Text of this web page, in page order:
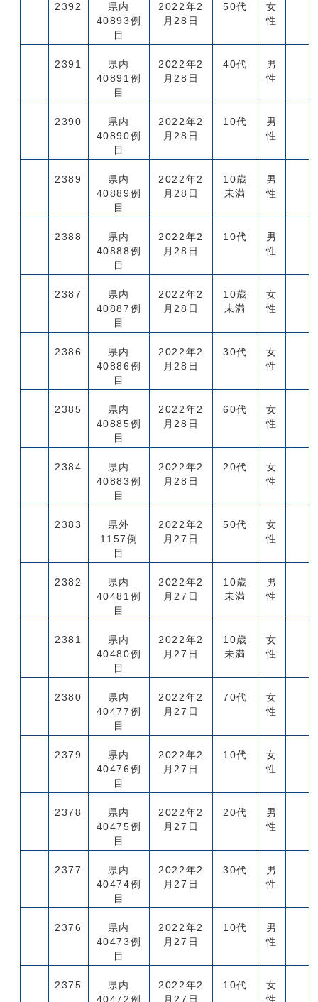
2392
県内
40893例
目
2022年2
月28日
50代
女
性
2391
県内
40891例
目
2022年2
月28日
40代
男
性
2390
県内
40890例
目
2022年2
月28日
10代
男
性
2389
県内
40889例
目
2022年2
月28日
10歳
未満
男
性
2388
県内
40888例
目
2022年2
月28日
10代
男
性
2387
県内
40887例
目
2022年2
月28日
10歳
未満
女
性
2386
県内
40886例
目
2022年2
月28日
30代
女
性
2385
県内
40885例
目
2022年2
月28日
60代
女
性
2384
県内
40883例
目
2022年2
月28日
20代
女
性
2383
県外
1157例
目
2022年2
月27日
50代
女
性
2382
県内
40481例
目
2022年2
月27日
10歳
未満
男
性
2381
県内
40480例
目
2022年2
月27日
10歳
未満
女
性
2380
県内
40477例
目
2022年2
月27日
70代
女
性
2379
県内
40476例
目
2022年2
月27日
10代
女
性
2378
県内
40475例
目
2022年2
月27日
20代
男
性
2377
県内
40474例
目
2022年2
月27日
30代
男
性
2376
県内
40473例
目
2022年2
月27日
10代
男
性
2375
県内
40472例
2022年2
月27日
10代
女
性